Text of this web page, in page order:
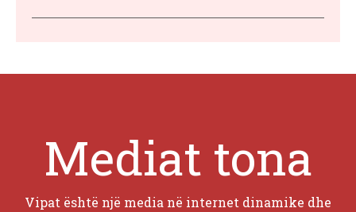
Mediat tona
Vipat është një media në internet dinamike dhe